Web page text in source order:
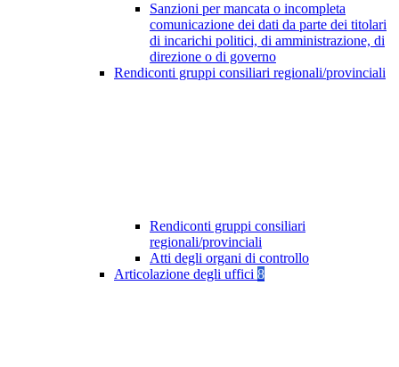
Sanzioni per mancata o incompleta
comunicazione dei dati da parte dei titolari
di incarichi politici, di amministrazione, di
direzione o di governo
Rendiconti gruppi consiliari regionali/provinciali
Rendiconti gruppi consiliari
regionali/provinciali
Atti degli organi di controllo
Articolazione degli uffici 8